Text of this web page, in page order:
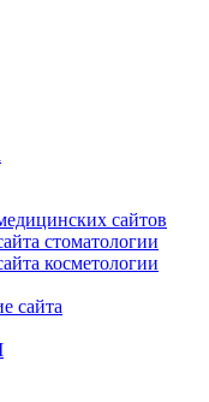
сайтов
стоматологии
косметологии
сайта